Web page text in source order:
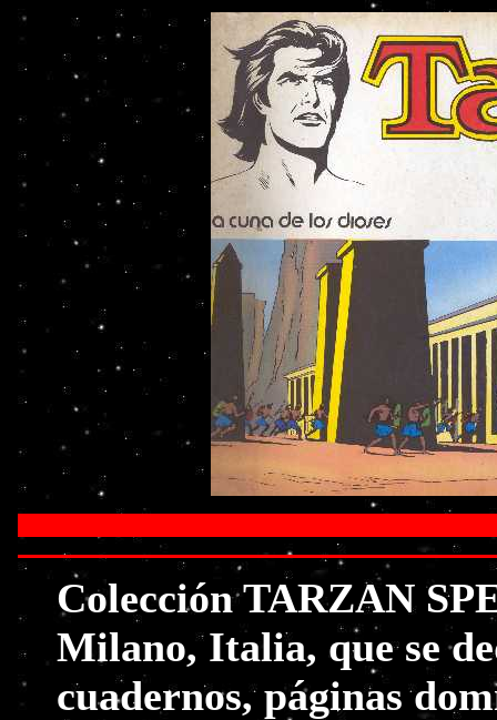
Colección TARZAN
Milano, Italia, que se
cuadernos, páginas